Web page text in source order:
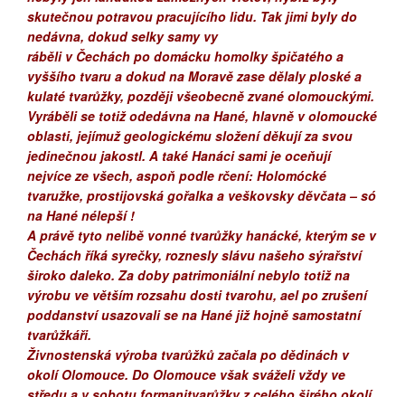
skutečnou potravou pracujícího lidu. Tak jimi byly do
nedávna, dokud selky samy vy
ráběli v Čechách po domácku homolky špičatého a
vyššího tvaru a dokud na Moravě zase dělaly ploské a
kulaté tvarůžky, později všeobecně zvané olomouckými.
Vyráběli se totiž odedávna na Hané, hlavně v olomoucké
oblasti, jejímuž geologickému složení děkují za svou
jedinečnou jakostl. A také Hanáci sami je oceňují
nejvíce ze všech, aspoň podle rčení: Holomócké
tvaružke, prostijovská gořalka a veškovsky děvčata – só
na Hané nélepší !
A právě tyto nelibě vonné tvarůžky hanácké, kterým se v
Čechách říká syrečky, roznesly slávu našeho sýrařství
široko daleko. Za doby patrimoniální nebylo totiž na
výrobu ve větším rozsahu dosti tvarohu, ael po zrušení
poddanství usazovali se na Hané již hojně samostatní
tvarůžkáři.
Živnostenská výroba tvarůžků začala po dědinách v
okolí Olomouce. Do Olomouce však sváželi vždy ve